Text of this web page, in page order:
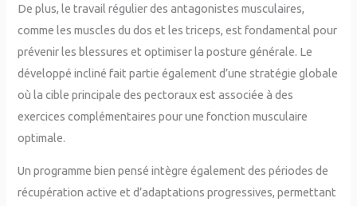
De plus, le travail régulier des antagonistes musculaires,
comme les muscles du dos et les triceps, est fondamental pour
prévenir les blessures et optimiser la posture générale. Le
développé incliné fait partie également d’une stratégie globale
où la cible principale des pectoraux est associée à des
exercices complémentaires pour une fonction musculaire
optimale.
Un programme bien pensé intègre également des périodes de
récupération active et d’adaptations progressives, permettant